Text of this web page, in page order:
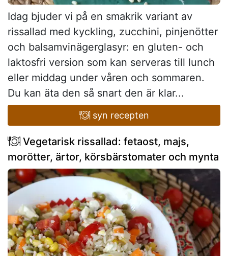
Idag bjuder vi på en smakrik variant av
rissallad med kyckling, zucchini, pinjenötter
och balsamvinägerglasyr: en gluten- och
laktosfri version som kan serveras till lunch
eller middag under våren och sommaren.
Du kan äta den så snart den är klar...
syn recepten
Vegetarisk rissallad: fetaost, majs,
morötter, ärtor, körsbärstomater och mynta